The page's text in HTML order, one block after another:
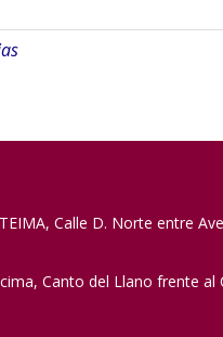
Calle D. Norte entre
Canto del Llano frente al